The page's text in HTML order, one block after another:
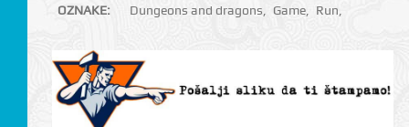
OZNAKE:
Dungeons and dragons Game, Run